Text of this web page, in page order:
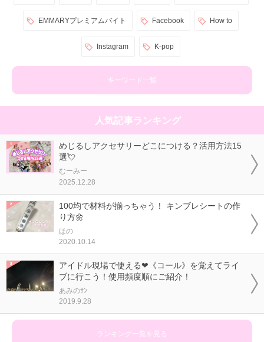
EMMARYプレミアムバイト Facebook How to
Instagram K-pop
キーワード一覧
人気記事ランキング
めじるしアクセサリーどこにつける？活用方法15
選💘
むーみー
2025.12.28
100均で材料が揃っちゃう！ キンブレシートの作
り方🌼
ほの
2020.10.14
アイドル現場で使える❤《コール》を覚えてライ
ブに行こう！使用頻度順にご紹介！
あみのｻﾝ
2019.9.28
ランキング一覧を見る